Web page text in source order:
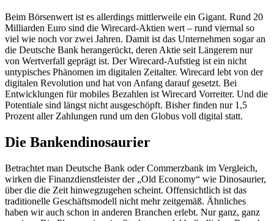
Beim Börsenwert ist es allerdings mittlerweile ein Gigant. Rund 20
Milliarden Euro sind die Wirecard-Aktien wert – rund viermal so
viel wie noch vor zwei Jahren. Damit ist das Unternehmen sogar an
die Deutsche Bank herangerückt, deren Aktie seit Längerem nur
von Wertverfall geprägt ist. Der Wirecard-Aufstieg ist ein nicht
untypisches Phänomen im digitalen Zeitalter. Wirecard lebt von der
digitalen Revolution und hat von Anfang darauf gesetzt. Bei
Entwicklungen für mobiles Bezahlen ist Wirecard Vorreiter. Und die
Potentiale sind längst nicht ausgeschöpft. Bisher finden nur 1,5
Prozent aller Zahlungen rund um den Globus voll digital statt.
Die Bankendinosaurier
Betrachtet man Deutsche Bank oder Commerzbank im Vergleich,
wirken die Finanzdienstleister der „Old Economy“ wie Dinosaurier,
über die die Zeit hinwegzugehen scheint. Offensichtlich ist das
traditionelle Geschäftsmodell nicht mehr zeitgemäß. Ähnliches
haben wir auch schon in anderen Branchen erlebt. Nur ganz, ganz